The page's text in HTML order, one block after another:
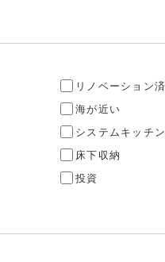
リノベーション済
海が近い
システムキッチン
床下収納
投資